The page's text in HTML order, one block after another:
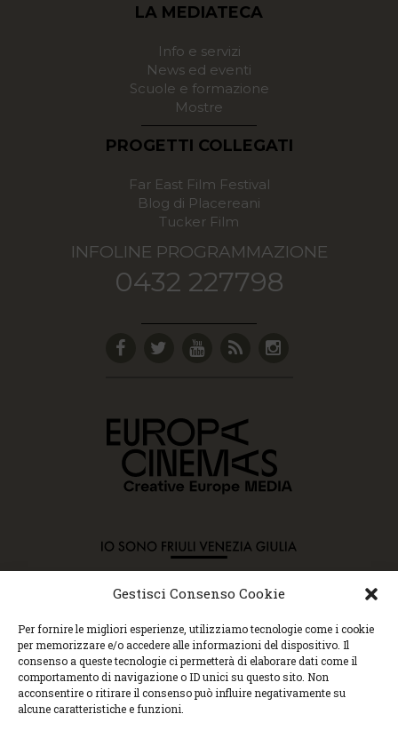
Gestisci Consenso Cookie
Per fornire le migliori esperienze, utilizziamo tecnologie come i cookie
per memorizzare e/o accedere alle informazioni del dispositivo. Il
consenso a queste tecnologie ci permetterà di elaborare dati come il
comportamento di navigazione o ID unici su questo sito. Non
acconsentire o ritirare il consenso può influire negativamente su
alcune caratteristiche e funzioni.
LA MEDIATECA
Info e servizi
News ed eventi
Scuole e formazione
Mostre
PROGETTI COLLEGATI
Far East Film Festival
Blog di Placereani
Tucker Film
INFOLINE PROGRAMMAZIONE
0432 227798
Copyright © 2015 Cec, Tutti i diritti riservati. Nessun
contenuto può essere copiato o manipolato. Accedendo al
sito approvi la Policy sulla privacy e la Policy sui
contenuti.
Centro espressioni cinematografiche, via Villalta, 24 |
33100 Udine | tel. 0432 299545 | P.Iva 01295290306 |
cec@cecudine.org